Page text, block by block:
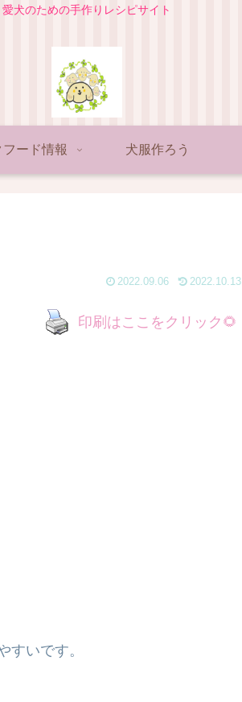
愛犬のための手作りレシピサイト
フード情報 犬服作ろう
2022.09.06 2022.10.13
印刷はここをクリック🌻
すいです。